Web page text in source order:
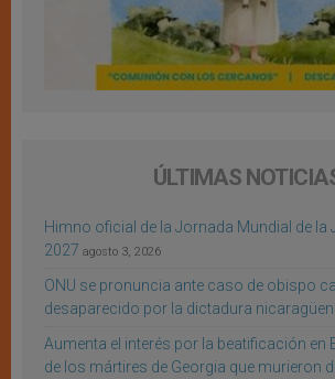
ÚLTIMAS
Himno oficial de la Jornada Mundial de la
2027 agosto 3, 2026
ONU se pronuncia ante caso de obispo
desaparecido por la dictadura
Aumenta el interés por la beatificación en
de los mártires de Georgia que murieron